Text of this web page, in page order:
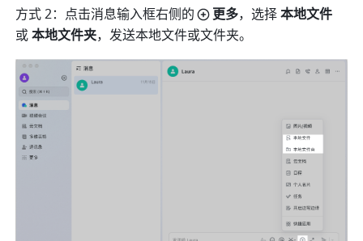
方式 2：点击消息输入框右侧的 更多，选择
或 本地文件夹，发送本地文件或文件夹。